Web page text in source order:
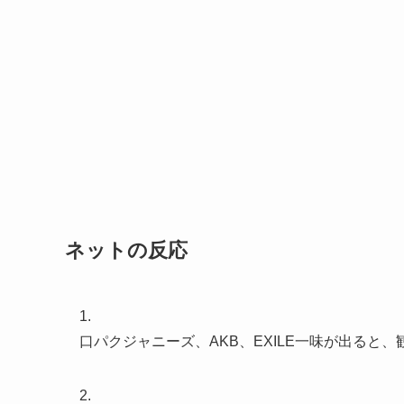
ネットの反応
1.
口パクジャニーズ、AKB、EXILE一味が出ると、
2.